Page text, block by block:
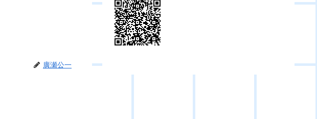
廣瀬公一